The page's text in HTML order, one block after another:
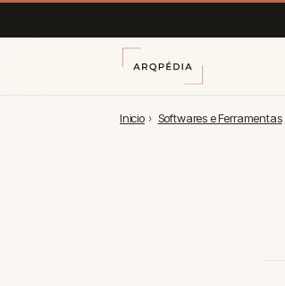
Inicio › Softwares e Ferramentas